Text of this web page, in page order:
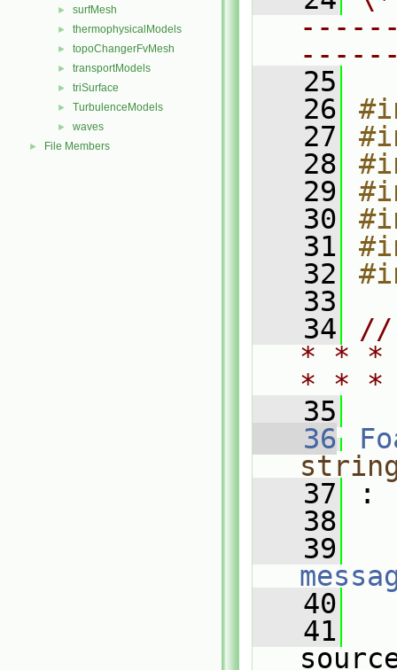
► surfMesh
► thermophysicalModels
► topoChangerFvMesh
► transportModels
► triSurface
► TurbulenceModels
► waves
► File Members
   25
   26
   27
   28
   29
   30
   31
   32
   33
   34
//
* * *
* *
   35
   36
   37
:
   38
   39
   40
   41